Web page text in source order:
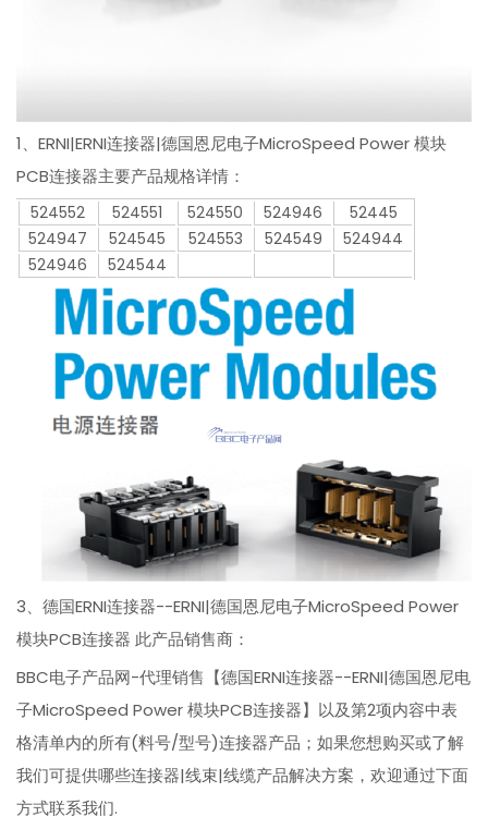
1、ERNI|ERNI连接器|德国恩尼电子MicroSpeed Power 模块
PCB连接器主要产品规格详情：
524552 524551 524550 524946
52445
524947
524545 524553 524549
524944
524946
524544
3、德国ERNI连接器--ERNI|德国恩尼电子MicroSpeed Power
模块PCB连接器 此产品销售商：
BBC电子产品网-代理销售【德国ERNI连接器--ERNI|德国恩尼电
子MicroSpeed Power 模块PCB连接器】以及第2项内容中表
格清单内的所有(料号/型号)连接器产品；如果您想购买或了解
我们可提供哪些连接器|线束|线缆产品解决方案，欢迎通过下面
方式联系我们.